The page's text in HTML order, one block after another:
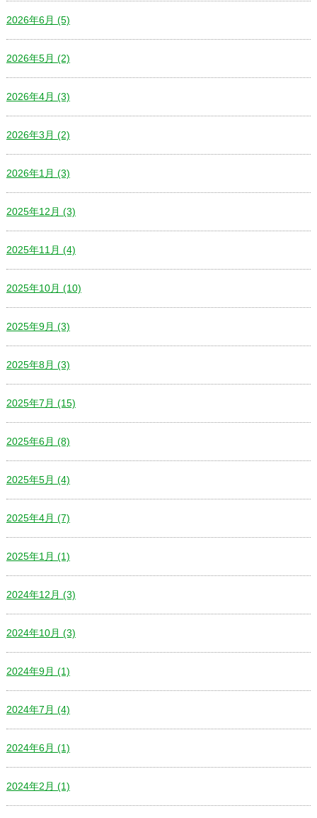
2026年6月 (5)
2026年5月 (2)
2026年4月 (3)
2026年3月 (2)
2026年1月 (3)
2025年12月 (3)
2025年11月 (4)
2025年10月 (10)
2025年9月 (3)
2025年8月 (3)
2025年7月 (15)
2025年6月 (8)
2025年5月 (4)
2025年4月 (7)
2025年1月 (1)
2024年12月 (3)
2024年10月 (3)
2024年9月 (1)
2024年7月 (4)
2024年6月 (1)
2024年2月 (1)